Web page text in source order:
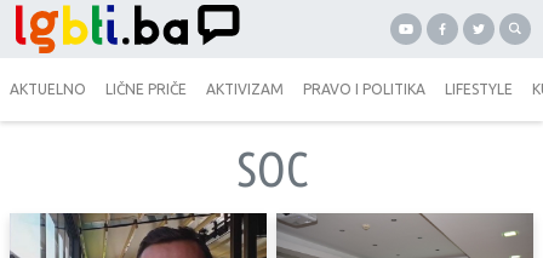
AKTUELNO LIČNE PRIČE AKTIVIZAM PRAVO I POLITIKA LIFESTYLE
SOC